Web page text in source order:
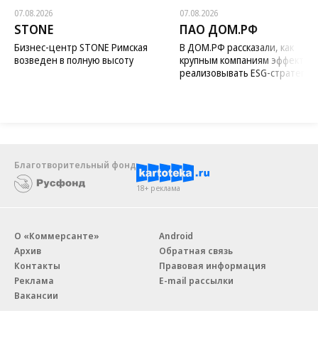
07.08.2026
STONE
Бизнес-центр STONE Римская
возведен в полную высоту
07.08.2026
ПАО ДОМ.РФ
В ДОМ.РФ рассказали, как
крупным компаниям
реализовывать ESG-стратегию
Благотворительный фонд
18+ реклама
О «Коммерсанте»
Архив
Контакты
Реклама
Вакансии
Android
Обратная связь
Правовая информация
E-mail рассылки